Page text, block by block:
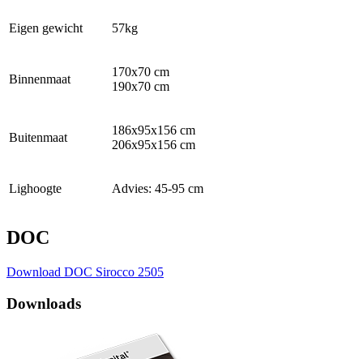
Eigen gewicht 57kg
Binnenmaat
170x70 cm
190x70 cm
Buitenmaat
186x95x156 cm
206x95x156 cm
Lighoogte Advies: 45-95 cm
DOC
Download DOC Sirocco 2505
Downloads